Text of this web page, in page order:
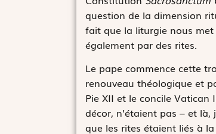
question de la dimension
fait que la liturgie nous
également par des rites.
Le pape commence cette
renouveau théologique et
Pie XII et le concile
décor, n’étaient pas – et
que les rites étaient liés à